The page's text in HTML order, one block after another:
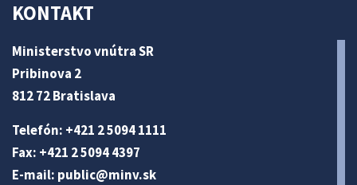
KONTAKT
Ministerstvo vnútra SR
Pribinova 2
812 72 Bratislava
Telefón: +421 2 5094 1111
Fax: +421 2 5094 4397
E-mail: public@minv.sk